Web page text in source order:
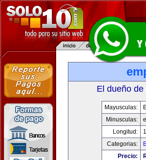
El dueño
Mayusculas:
Minusculas:
Longitud:
Categorias:
Precio: